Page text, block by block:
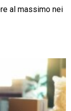
al massimo nei